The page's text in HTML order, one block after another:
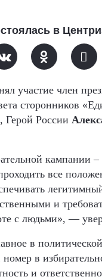
в
участие член
сторонников
Герой России
кампании –
все
легитимный
и
с людьми», —
в
в
и